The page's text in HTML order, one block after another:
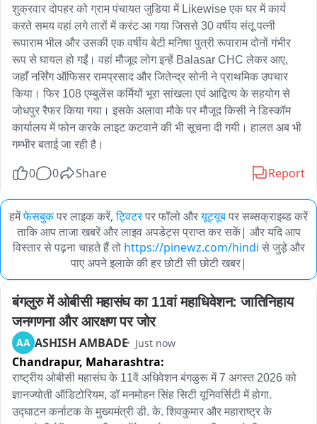
शुक्रवार दोपहर को ग्राम पंचायत जुडिया में Likewise एक घर में कार्य
करते समय वहां लगे तारों में करंट आ गया जिससे 30 वर्षीय संतू पत्नी
रूपाराम भील और उसकी एक वर्षीय बेटी मनिषा पुत्री रूपाराम दोनों गंभीर
रूप से घायल हो गईं। वहां मौजूद लोग इन्हें Balasar CHC लेकर आए,
जहाँ नर्सिंग ऑफिसर रामप्रसाद और जितेन्द्र सोनी ने प्राथमिक उपचार
किया। फिर 108 एम्बुलेंस कर्मियों भूरा सांखला एवं आद्वित्य के सहयोग से
जोधपुर रैफर किया गया। इसके अलावा मौके पर मौजूद किसी ने डिस्कॉम
कार्यालय में फोन करके लाइट कटवाने की भी सूचना दी गयी। हालत अब भी
गम्भीर बताई जा रही है।
0 0 Share Report
हमेंफेसबुकपर लाइक करें, ट्विटरपर फॉलो औरयूट्यूबपर सब्सक्राइब्ड करें
ताकि आप ताजा खबरें और लाइव अपडेट्स प्राप्त कर सकें| और यदि आप
विस्तार से पढ़ना चाहते हैं तो https://pinewz.com/hindi से जुड़े और
पाए अपने इलाके की हर छोटी सी छोटी खबर|
बंगलुरु में ओबीसी महासंघ का 11वां महाधिवेशन: जातिनिहाय
जनगणना और आरक्षण पर जोर
AA ASHISH AMBADE Just now
Chandrapur, Maharashtra:
राष्ट्रीय ओबीसी महासंघ के 11वें अधिवेशन बंगळुरू में 7 अगस्त 2026 को
ज्ञानज्योती ऑडिटोरियम, डॉ मनमोहन सिंह सिटी यूनिवर्सिटी में होगा.
उद्घाटन कर्नाटक के मुख्यमंत्री डी. के. शिवकुमार और महाराष्ट्र के